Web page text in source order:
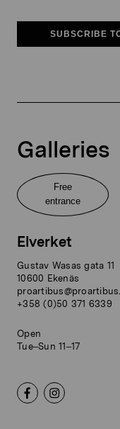
SUBSCRIBE
Galleries
Free
entrance
Elverket
Gustav Wasas gata 11
10600 Ekenäs
+358 (0)50 371 6339
Open
Tue–Sun 11–17